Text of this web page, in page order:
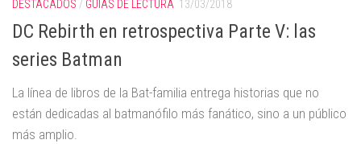
DESTACADOS / GUÍAS DE LECTURA 13/03/2018
DC Rebirth en retrospectiva Parte V: las
series Batman
La línea de libros de la Bat-familia entrega historias que no
están dedicadas al batmanófilo más fanático, sino a un público
más amplio.